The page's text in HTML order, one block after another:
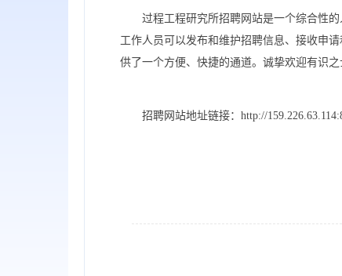
过程工程研究所招聘网站是一个综合性
工作人员可以发布和维护招聘信息、接收申
供了一个方便、快捷的通道。诚挚欢迎有识之
招聘网站地址链接：http://